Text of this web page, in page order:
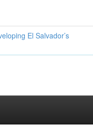
El Salvador’s